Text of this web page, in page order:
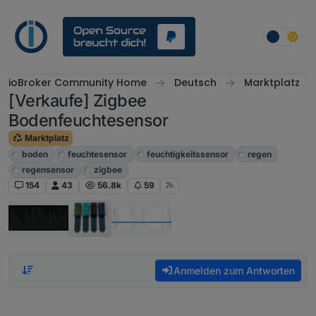
ioBroker Community Home Deutsch Marktplatz
[Verkaufe] Zigbee
Bodenfeuchtesensor
Marktplatz
boden
feuchtesensor feuchtigkeitssensor
regen
regensensor
zigbee
154
43 56.8k 59
Anmelden zum Antworten